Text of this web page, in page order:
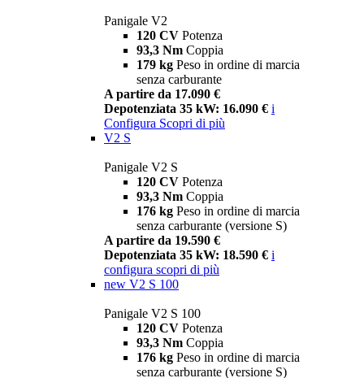
Panigale V2
120 CV Potenza
93,3 Nm Coppia
179 kg Peso in ordine di marcia
senza carburante
A partire da 17.090 €
Depotenziata 35 kW: 16.090 € i
Configura Scopri di più
V2 S
Panigale V2 S
120 CV Potenza
93,3 Nm Coppia
176 kg Peso in ordine di marcia
senza carburante (versione S)
A partire da 19.590 €
Depotenziata 35 kW: 18.590 € i
configura scopri di più
new V2 S 100
Panigale V2 S 100
120 CV Potenza
93,3 Nm Coppia
176 kg Peso in ordine di marcia
senza carburante (versione S)